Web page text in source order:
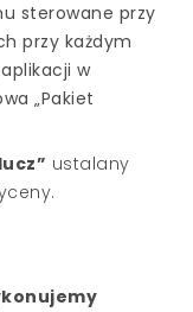
sterowane przy
przy każdym
w
„Pakiet
ustalany